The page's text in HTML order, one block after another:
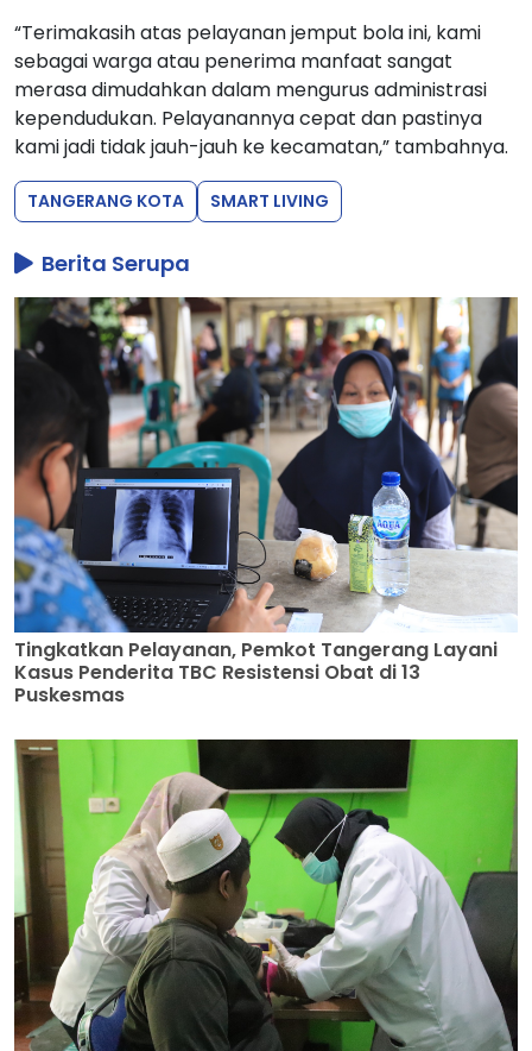
“Terimakasih atas pelayanan jemput bola ini, kami
sebagai warga atau penerima manfaat sangat
merasa dimudahkan dalam mengurus administrasi
kependudukan. Pelayanannya cepat dan pastinya
kami jadi tidak jauh-jauh ke kecamatan,” tambahnya.
TANGERANG KOTA SMART LIVING
Berita Serupa
Tingkatkan Pelayanan, Pemkot Tangerang Layani
Kasus Penderita TBC Resistensi Obat di 13
Puskesmas